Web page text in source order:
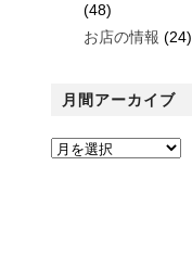
(48)
お店の情報 (24)
月間アーカイブ